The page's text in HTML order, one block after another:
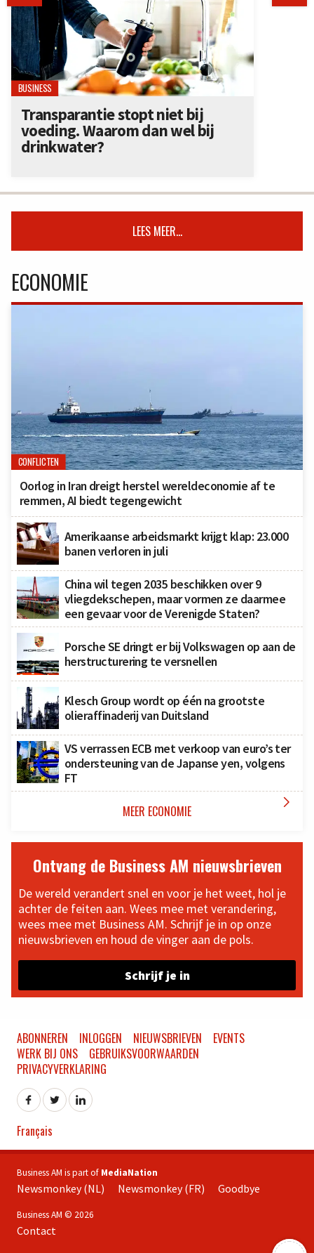
BUSINESS
Transparantie stopt niet bij
voeding. Waarom dan wel bij
drinkwater?
LEES MEER...
ECONOMIE
CONFLICTEN
Oorlog in Iran dreigt herstel wereldeconomie af te
remmen, AI biedt tegengewicht
Amerikaanse arbeidsmarkt krijgt klap: 23.000
banen verloren in juli
China wil tegen 2035 beschikken over 9
vliegdekschepen, maar vormen ze daarmee
een gevaar voor de Verenigde Staten?
Porsche SE dringt er bij Volkswagen op aan de
herstructurering te versnellen
Klesch Group wordt op één na grootste
olieraffinaderij van Duitsland
VS verrassen ECB met verkoop van euro’s ter
ondersteuning van de Japanse yen, volgens
FT
MEER ECONOMIE 
Ontvang de Business AM nieuwsbrieven
De wereld verandert snel en voor je het weet, hol je
achter de feiten aan. Wees mee met verandering,
wees mee met Business AM. Schrijf je in op onze
nieuwsbrieven en houd de vinger aan de pols.
Schrijf je in
ABONNEREN INLOGGEN NIEUWSBRIEVEN
EVENTS
WERK BIJ ONS
GEBRUIKSVOORWAARDEN
PRIVACYVERKLARING
Français
Business AM is part of MediaNation
Newsmonkey (NL) Newsmonkey (FR) Goodbye
Business AM © 2026
Contact